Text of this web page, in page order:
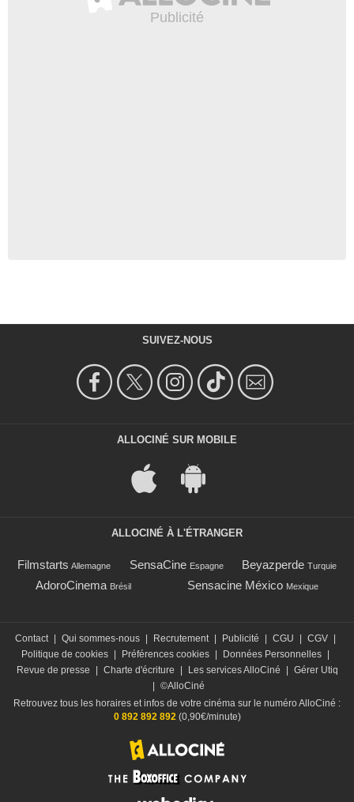
SUIVEZ-NOUS
ALLOCINÉ SUR MOBILE
ALLOCINÉ À L'ÉTRANGER
Filmstarts Allemagne SensaCine Espagne Beyazperde Turquie
AdoroCinema Brésil Sensacine México Mexique
Contact Qui sommes-nous Recrutement Publicité CGU CGV
Politique de cookies
Préférences cookies Données Personnelles
Revue de presse
Charte d'écriture Les services AlloCiné
Gérer Utiq
©AlloCiné
Retrouvez tous les horaires et infos de votre cinéma sur le numéro AlloCiné :
0 892 892 892(0,90€/minute)